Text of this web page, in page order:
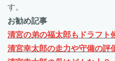
す。
お勧め記事
清宮の弟の福太郎もドラフト
清宮幸太郎の走力や守備の評